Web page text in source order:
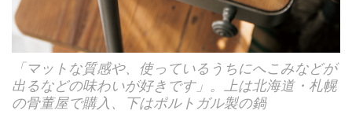
「マットな質感や、使っているうちにへこみなどが
出るなどの味わいが好きです」。上は北海道・札幌
の骨董屋で購入、下はポルトガル製の鍋